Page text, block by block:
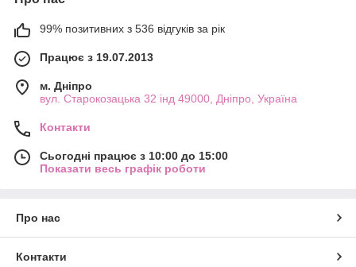
99% позитивних з 536 відгуків за рік
Працює з 19.07.2013
м. Дніпро
вул. Старокозацька 32 інд 49000, Дніпро, Україна
Контакти
Сьогодні працює з 10:00 до 15:00
Показати весь графік роботи
Про нас
Контакти